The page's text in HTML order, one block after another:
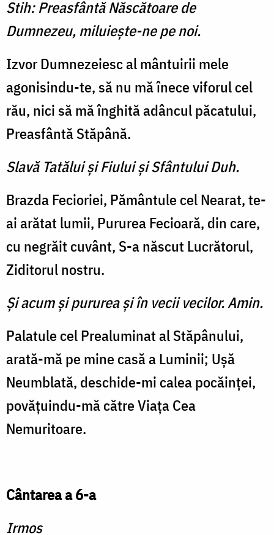
Stih: Preasfântă Născătoare de
Dumnezeu, miluieşte-ne pe noi.
Izvor Dumnezeiesc al mântuirii mele
agonisindu-te, să nu mă înece viforul cel
rău, nici să mă înghită adâncul păcatului,
Preasfântă Stăpână.
Slavă Tatălui şi Fiului şi Sfântului Duh.
Brazda Fecioriei, Pământule cel Nearat, te-
ai arătat lumii, Pururea Fecioară, din care,
cu negrăit cuvânt, S-a născut Lucrătorul,
Ziditorul nostru.
Şi acum şi pururea şi în vecii vecilor. Amin.
Palatule cel Prealuminat al Stăpânului,
arată-mă pe mine casă a Luminii; Uşă
Neumblată, deschide-mi calea pocăinţei,
povăţuindu-mă către Viaţa Cea
Nemuritoare.
Cântarea a 6-a
Irmos